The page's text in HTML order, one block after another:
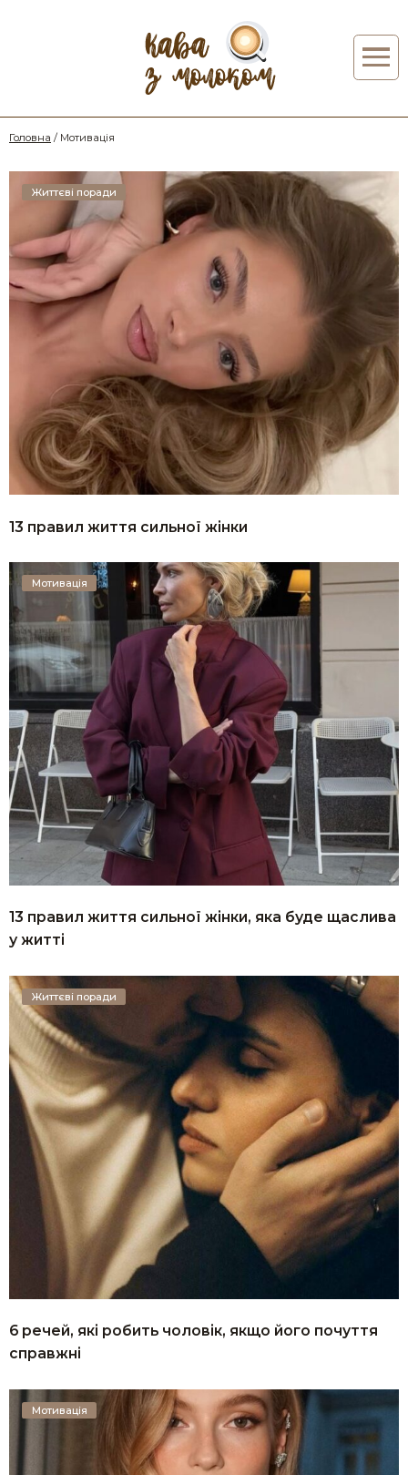
Головна / Мотивація
13 правил життя сильної жінки
Життєві поради
13 правил життя сильної жінки, яка буде щаслива
у житті
Мотивація
6 речей, які робить чоловік, якщо його почуття
справжні
Життєві поради
Мотивація